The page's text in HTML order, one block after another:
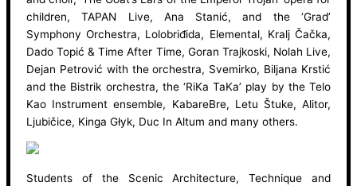
children, TAPAN Live, Ana Stanić, and the ‘Grad’
Symphony Orchestra, Lolobriđida, Elemental, Kralj Čačka,
Dado Topić & Time After Time, Goran Trajkoski, Nolah Live,
Dejan Petrović with the orchestra, Svemirko, Biljana Krstić
and the Bistrik orchestra, the ‘RiKa TaKa’ play by the Telo
Kao Instrument ensemble, KabareBre, Letu Štuke, Alitor,
Ljubičice, Kinga Głyk, Duc In Altum and many others.
Students of the Scenic Architecture, Technique and